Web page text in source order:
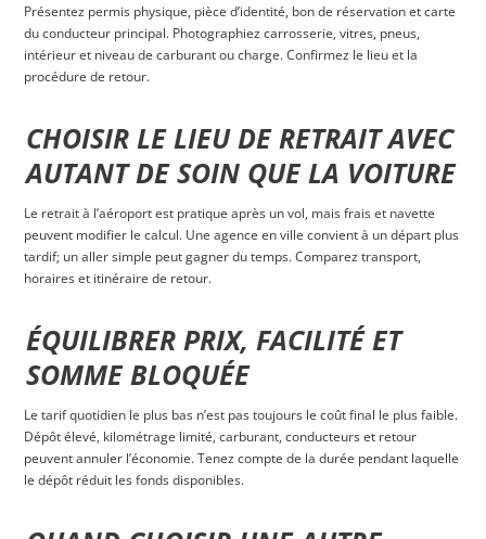
Présentez permis physique, pièce d’identité, bon de réservation et carte
du conducteur principal. Photographiez carrosserie, vitres, pneus,
intérieur et niveau de carburant ou charge. Confirmez le lieu et la
procédure de retour.
CHOISIR LE LIEU DE RETRAIT AVEC
AUTANT DE SOIN QUE LA VOITURE
Le retrait à l’aéroport est pratique après un vol, mais frais et navette
peuvent modifier le calcul. Une agence en ville convient à un départ plus
tardif; un aller simple peut gagner du temps. Comparez transport,
horaires et itinéraire de retour.
ÉQUILIBRER PRIX, FACILITÉ ET
SOMME BLOQUÉE
Le tarif quotidien le plus bas n’est pas toujours le coût final le plus faible.
Dépôt élevé, kilométrage limité, carburant, conducteurs et retour
peuvent annuler l’économie. Tenez compte de la durée pendant laquelle
le dépôt réduit les fonds disponibles.